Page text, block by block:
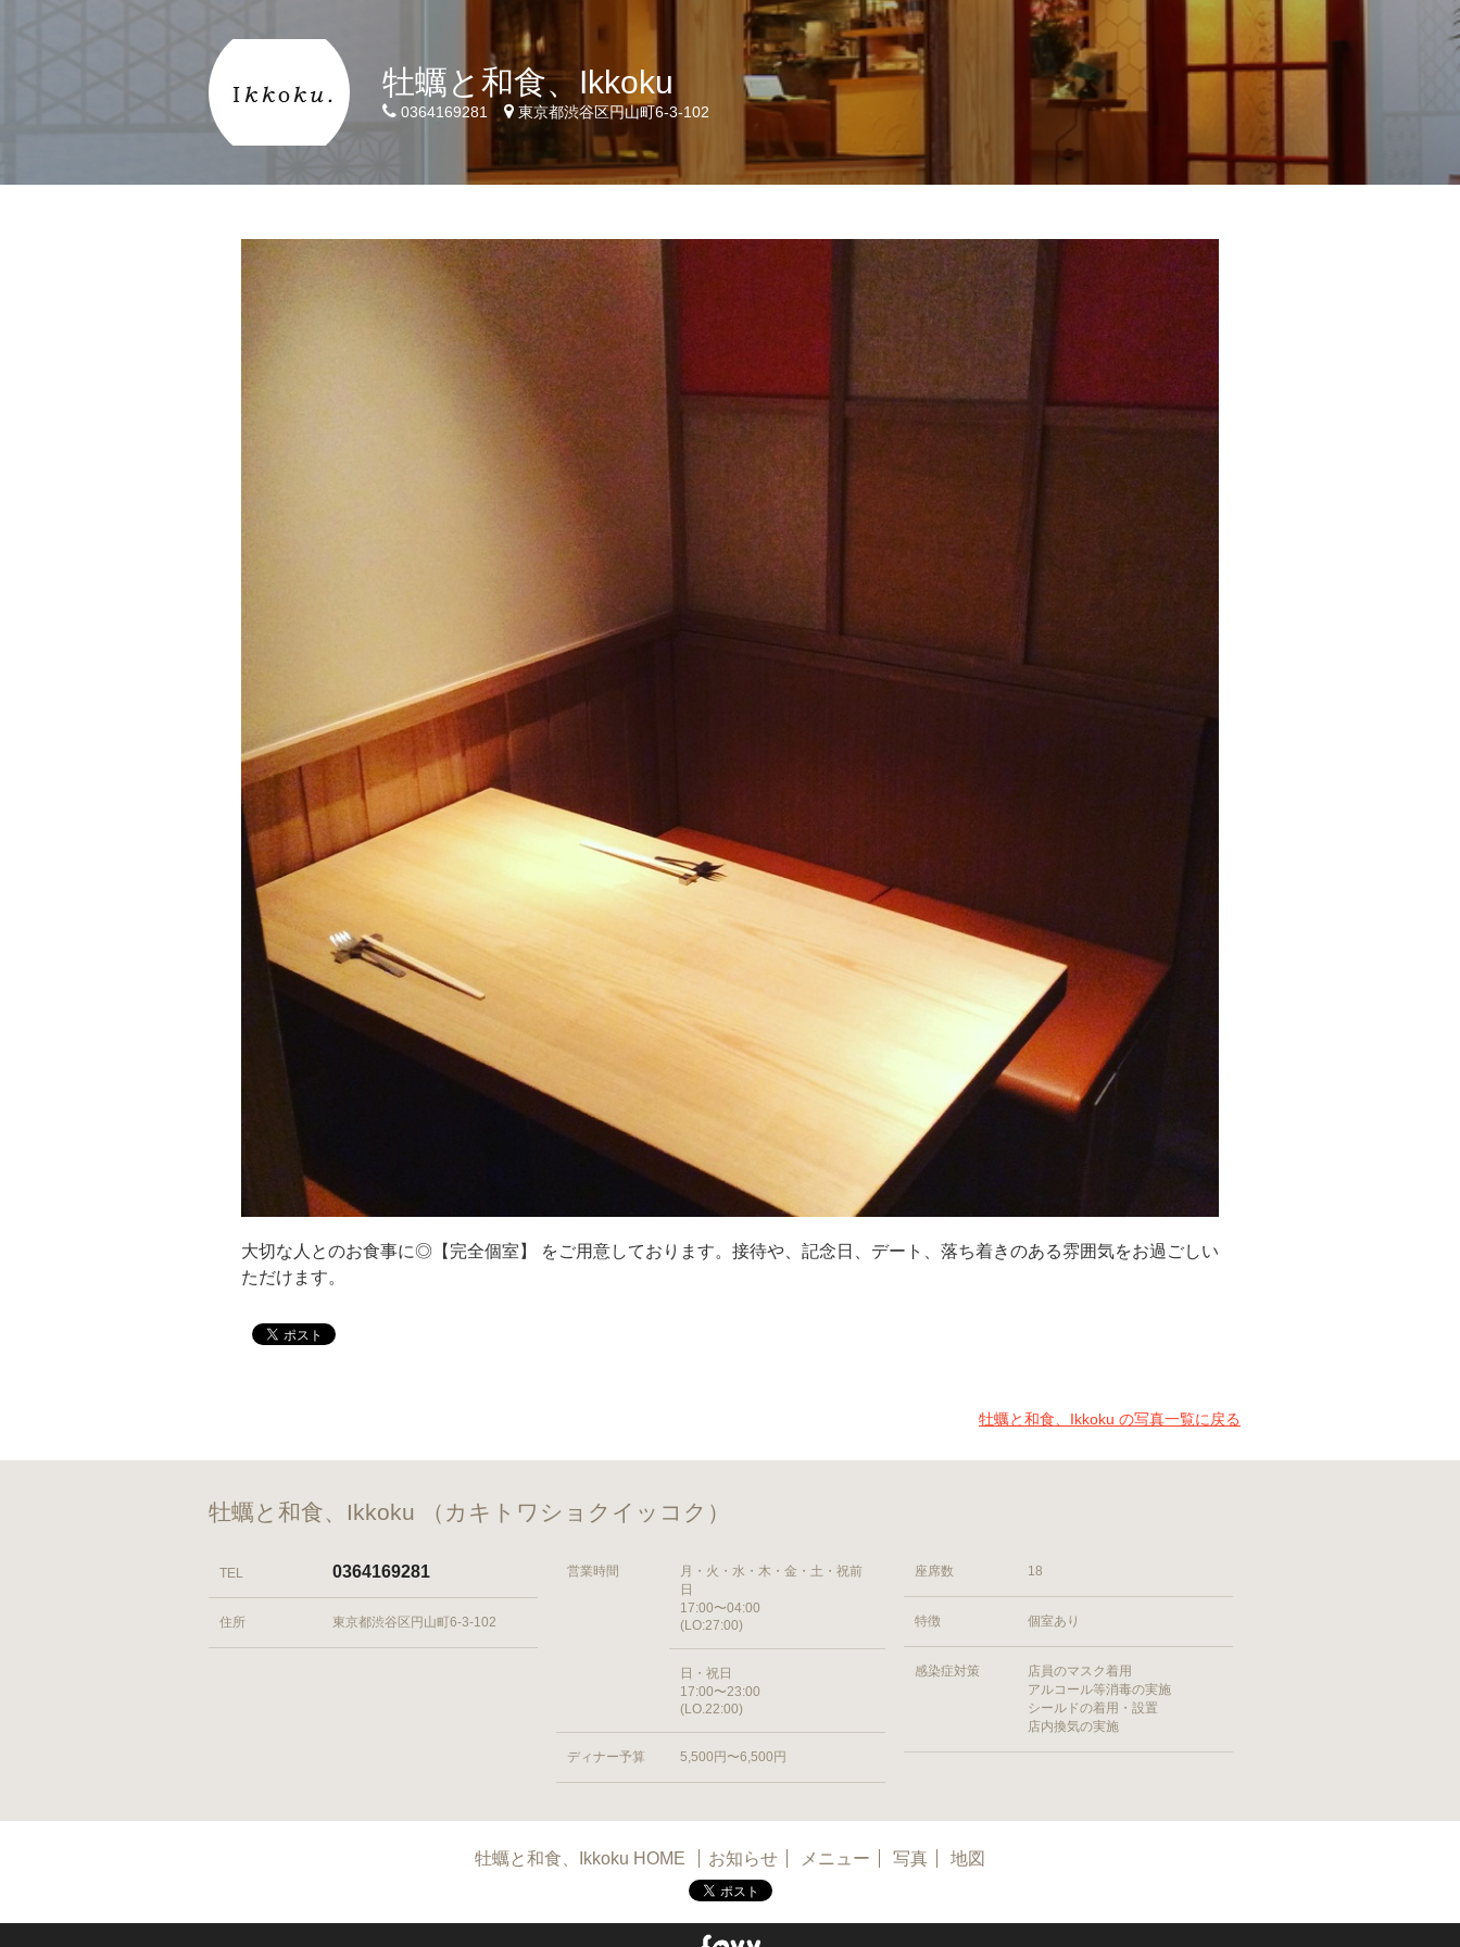
牡蠣と和食、Ikkoku
0364169281 東京都渋谷区円山町6-3-102
大切な人とのお食事に◎【完全個室】 をご用意しております。接待や、記念日、デート、落ち着きのある雰囲気をお過ごしい
ただけます。
牡蠣と和食、Ikkoku の写真一覧に戻る
牡蠣と和食、Ikkoku （カキトワショクイッコク）
TEL 0364169281
住所 東京都渋谷区円山町6-3-102
営業時間
月・火・水・木・金・土・祝前
日
17:00〜04:00
(LO:27:00)
日・祝日
17:00〜23:00
(LO.22:00)
ディナー予算 5,500円〜6,500円
座席数 18
特徴 個室あり
感染症対策
店員のマスク着用
アルコール等消毒の実施
シールドの着用・設置
店内換気の実施
牡蠣と和食、Ikkoku HOME お知らせ メニュー 写真 地図